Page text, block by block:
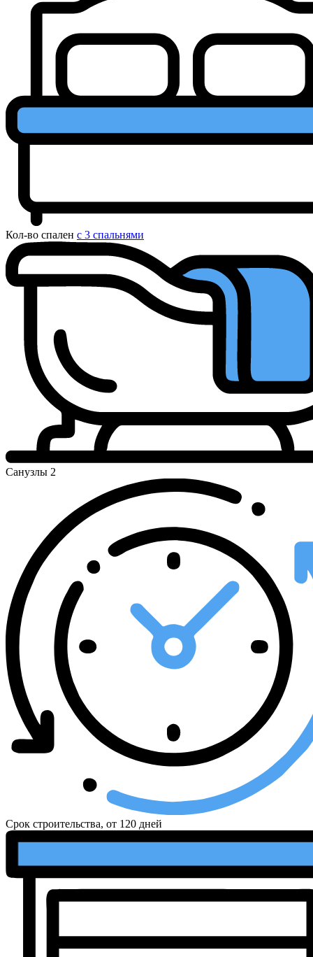
Кол-во спален с 3 спальнями
Санузлы 2
Срок строительства, от 120 дней